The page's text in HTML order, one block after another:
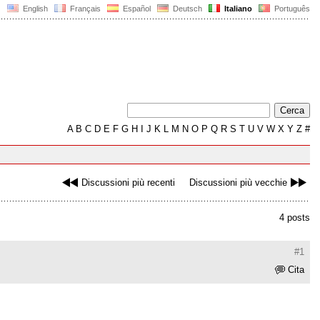
English Français Español Deutsch Italiano Português
AB C D E F G H J K L M N O P Q R S T U V W X Y Z #
Discussioni più recenti Discussioni più vecchie
4 posts
#1
Cita